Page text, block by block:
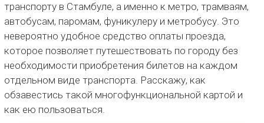
транспорту в Стамбуле, а именно к метро, трамваям,
автобусам, паромам, фуникулеру и метробусу. Это
невероятно удобное средство оплаты проезда,
которое позволяет путешествовать по городу без
необходимости приобретения билетов на каждом
отдельном виде транспорта. Расскажу, как
обзавестись такой многофункциональной картой и
как ею пользоваться.